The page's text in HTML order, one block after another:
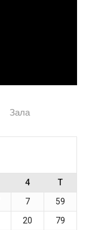
Зала
4
T
7
59
20 79